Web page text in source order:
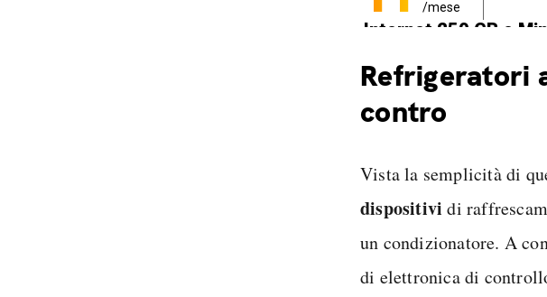
/mese
Internet 250 GB e
Refrigeratori
contro
Vista la semplicità di
dispositivi di
un condizionatore. A
di elettronica di